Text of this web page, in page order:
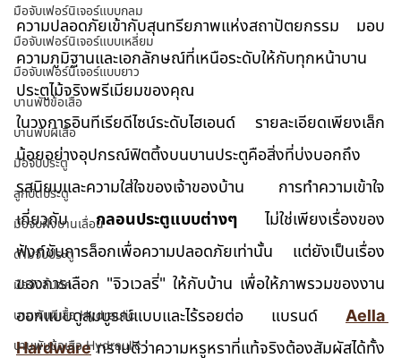
มือจับเฟอร์นิเจอร์แบบกลม
มือจับเฟอร์นิเจอร์แบบเหลี่ยม
มือจับเฟอร์นิเจอร์แบบยาว
บานพับข้อเสือ
บานพับผีเสื้อ
มือจับประตู
ลูกบิดประตู
มือจับฝังบานเลื่อน
ด้ามจับประตู
มือจับลิ้นชัก
บานพับผีเสื้อ Hydraulic
บานพับข้อเสือ Hydraulic
ความปลอดภัยเข้ากับสุนทรียภาพแห่งสถาปัตยกรรม มอบ
ความภูมิฐานและเอกลักษณ์ที่เหนือระดับให้กับทุกหน้าบาน
ประตูไม้จริงพรีเมียมของคุณ
ในวงการอินทีเรียดีไซน์ระดับไฮเอนด์ รายละเอียดเพียงเล็ก
น้อยอย่างอุปกรณ์ฟิตติ้งบนบานประตูคือสิ่งที่บ่งบอกถึง
รสนิยมและความใส่ใจของเจ้าของบ้าน การทำความเข้าใจ
เกี่ยวกับ กลอนประตูแบบต่างๆ ไม่ใช่เพียงเรื่องของ
ฟังก์ชันการล็อกเพื่อความปลอดภัยเท่านั้น แต่ยังเป็นเรื่อง
ของการเลือก "จิวเวลรี่" ให้กับบ้าน เพื่อให้ภาพรวมของงาน
ออกแบบดูสมบูรณ์แบบและไร้รอยต่อ แบรนด์ Aella
Hardware ทราบดีว่าความหรูหราที่แท้จริงต้องสัมผัสได้ทั้ง